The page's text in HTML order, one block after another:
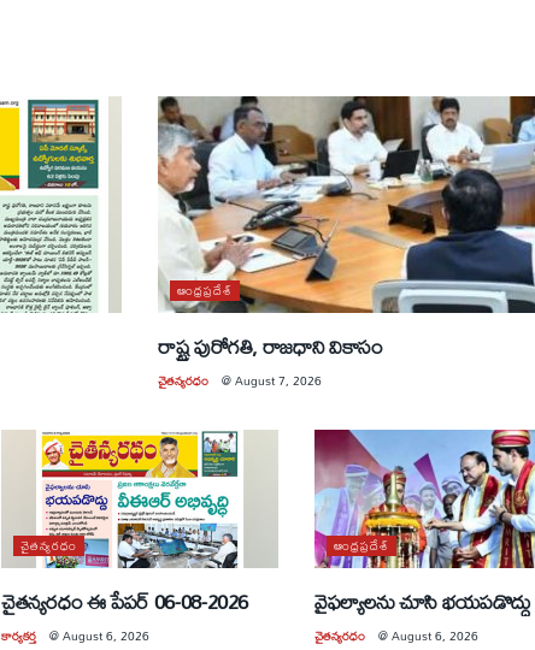
ఆంధ్రప్రదేశ్
రాష్ట్ర పురోగతి, రాజధాని వికాసం
చైతన్యరధం @August 7, 2026
చైతన్యరధం
చైతన్యరధం ఈ పేపర్ 06-08-2026
కార్యకర్త @August 6, 2026
ఆంధ్రప్రదేశ్
వైఫల్యాలను చూసి భయపడొద్దు
చైతన్యరధం @August 6, 2026